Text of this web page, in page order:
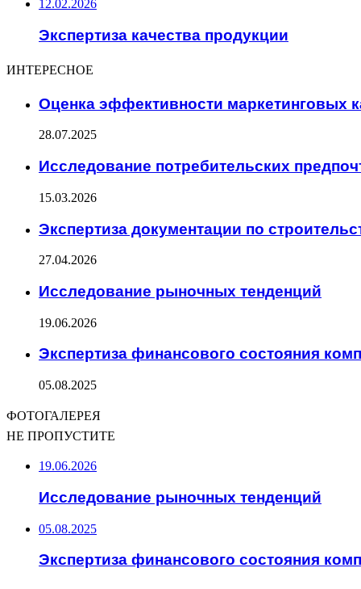
12.02.2026
Экспертиза качества продукции
ИНТЕРЕСНОЕ
Оценка эффективности маркетинговых
28.07.2025
Исследование потребительских
15.03.2026
Экспертиза документации по
27.04.2026
Исследование рыночных тенденций
19.06.2026
Экспертиза финансового состояния
05.08.2025
ФОТОГАЛЕРЕЯ
НЕ ПРОПУСТИТЕ
19.06.2026
Исследование рыночных тенденций
05.08.2025
Экспертиза финансового состояния